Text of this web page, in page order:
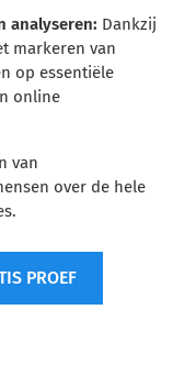
analyseren: Dankzij
markeren van
op essentiële
online
van
over de hele
PROEF